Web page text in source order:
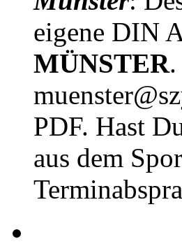
eigene DIN
MÜNSTER.
PDF. Hast
aus dem